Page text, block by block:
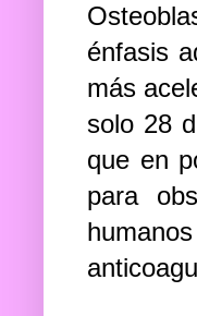
énfasis
más
solo 28
que en
para